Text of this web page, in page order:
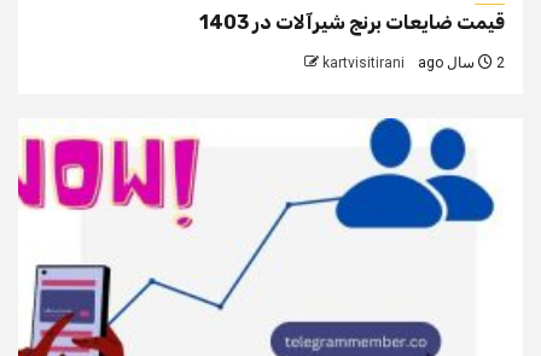
قیمت ضایعات برنج شیرآلات در 1403
2 سال ago kartvisitirani